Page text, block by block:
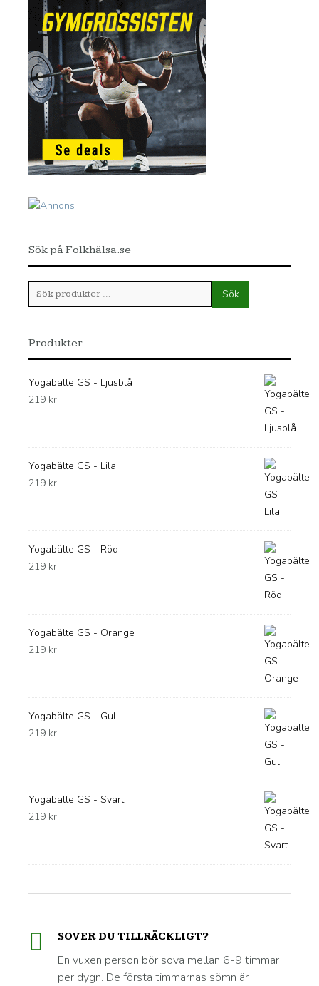
Sök på Folkhälsa.se
Sök
efter:
Sök
Produkter
Yogabälte GS - Ljusblå
219 kr
Yogabälte GS - Lila
219 kr
Yogabälte GS - Röd
219 kr
Yogabälte GS - Orange
219 kr
Yogabälte GS - Gul
219 kr
Yogabälte GS - Svart
219 kr
SOVER DU TILLRÄCKLIGT?
En vuxen person bör sova mellan 6-9 timmar
per dygn. De första timmarnas sömn är